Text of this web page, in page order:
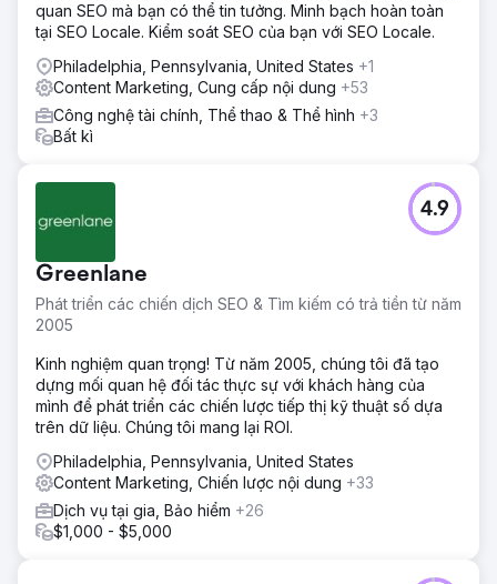
quan SEO mà bạn có thể tin tưởng. Minh bạch hoàn toàn
tại SEO Locale. Kiểm soát SEO của bạn với SEO Locale.
Philadelphia, Pennsylvania, United States +1
Content Marketing, Cung cấp nội dung +53
Công nghệ tài chính, Thể thao & Thể hình +3
Bất kì
Greenlane
Phát triển các chiến dịch SEO & Tìm kiếm có trả tiền từ năm
2005
4.9
Kinh nghiệm quan trọng! Từ năm 2005, chúng tôi đã tạo
dựng mối quan hệ đối tác thực sự với khách hàng của
mình để phát triển các chiến lược tiếp thị kỹ thuật số dựa
trên dữ liệu. Chúng tôi mang lại ROI.
Philadelphia, Pennsylvania, United States
Content Marketing, Chiến lược nội dung +33
Dịch vụ tại gia, Bảo hiểm +26
$1,000 - $5,000